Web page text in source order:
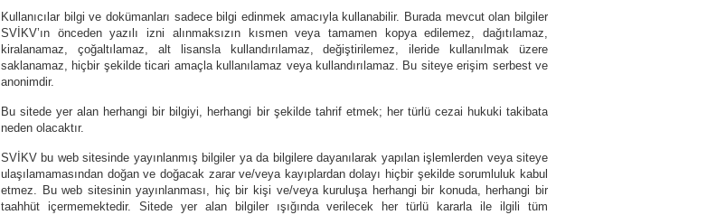
Kullanıcılar bilgi ve dokümanları sadece bilgi edinmek amacıyla kullanabilir. Burada mevcut olan bilgiler
SVİKV’ın önceden yazılı izni alınmaksızın kısmen veya tamamen kopya edilemez, dağıtılamaz,
kiralanamaz, çoğaltılamaz, alt lisansla kullandırılamaz, değiştirilemez, ileride kullanılmak üzere
saklanamaz, hiçbir şekilde ticari amaçla kullanılamaz veya kullandırılamaz. Bu siteye erişim serbest ve
anonimdir.
Bu sitede yer alan herhangi bir bilgiyi, herhangi bir şekilde tahrif etmek; her türlü cezai hukuki takibata
neden olacaktır.
SVİKV bu web sitesinde yayınlanmış bilgiler ya da bilgilere dayanılarak yapılan işlemlerden veya siteye
ulaşılamamasından doğan ve doğacak zarar ve/veya kayıplardan dolayı hiçbir şekilde sorumluluk kabul
etmez. Bu web sitesinin yayınlanması, hiç bir kişi ve/veya kuruluşa herhangi bir konuda, herhangi bir
taahhüt içermemektedir. Sitede yer alan bilgiler ışığında verilecek her türlü kararla ile ilgili tüm